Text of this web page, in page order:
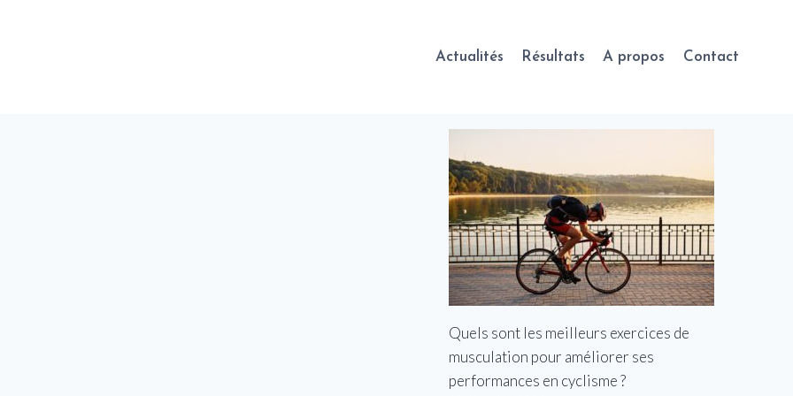
Actualités Résultats A propos Contact
Quels sont les meilleurs exercices de
musculation pour améliorer ses
performances en cyclisme ?